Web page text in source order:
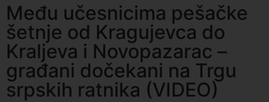
Među učesnicima pešačke
šetnje od Kragujevca do
Kraljeva i Novopazarac –
građani dočekani na Trgu
srpskih ratnika (VIDEO)